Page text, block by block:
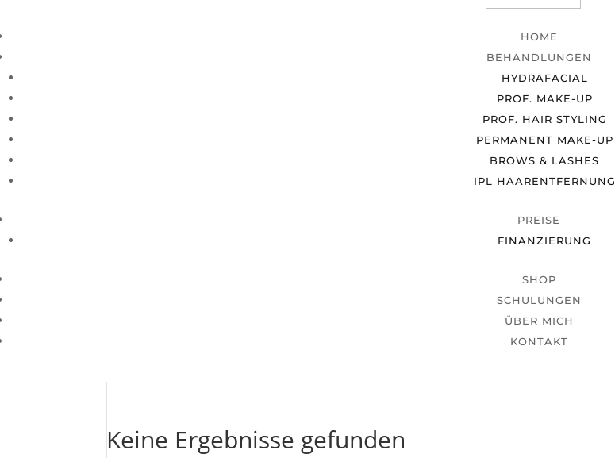
HOME
BEHANDLUNGEN
HYDRAFACIAL
PROF. MAKE-UP
PROF. HAIR STYLING
PERMANENT MAKE-UP
BROWS & LASHES
IPL HAARENTFERNUNG
PREISE
FINANZIERUNG
SHOP
SCHULUNGEN
ÜBER MICH
KONTAKT
Keine Ergebnisse gefunden